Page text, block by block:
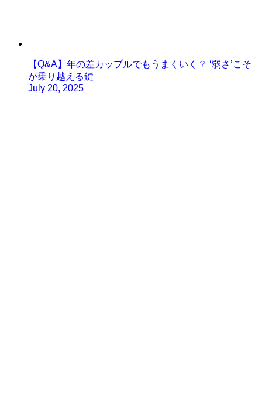
【Q&A】年の差カップルでもうまくいく？ ‘弱さ’こそ
が乗り越える鍵
July 20, 2025